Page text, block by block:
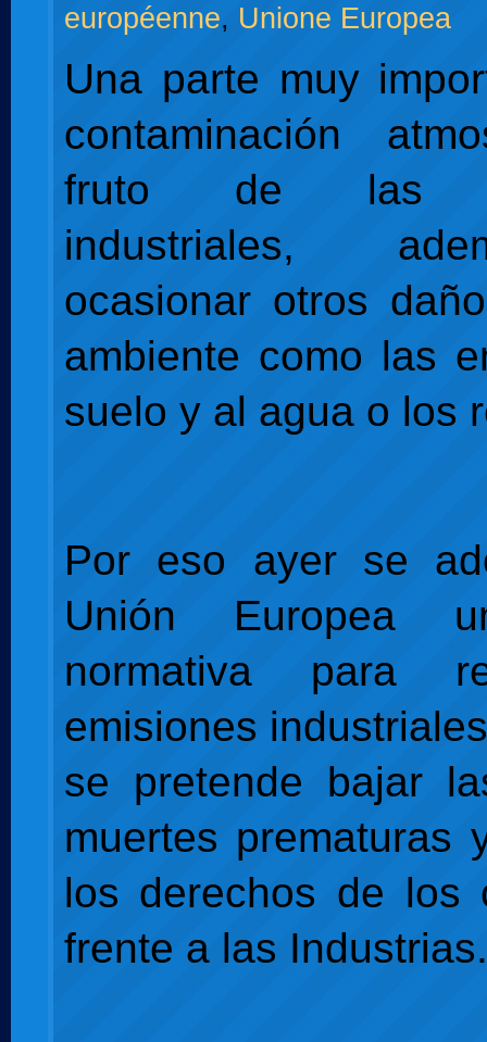
européenne, Unione Europea
Una parte muy
contaminación
fruto de las
industriales,
ocasionar otros
ambiente como las
suelo y al agua o los
Por eso ayer se
Unión Europea
normativa para
emisiones
se pretende bajar
muertes prematuras
los derechos de los
frente a las Industrias.